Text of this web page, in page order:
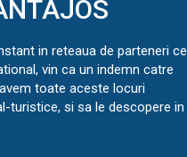
in reteaua de parteneri ce
vin ca un indemn catre
toate aceste locuri
turistice, si sa le descopere in